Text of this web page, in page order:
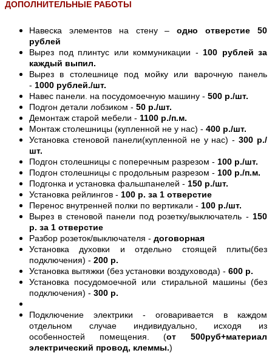
ДОПОЛНИТЕЛЬНЫЕ РАБОТЫ
Навеска элементов на стену –одно отверстие 50
рублей
Вырез под плинтус или коммуникации - 100 рублей за
каждый выпил.
Вырез в столешнице под мойку или варочную панель
- 1000 рублей./шт.
Навес панели. на посудомоечную машину - 500 р./шт.
Подгон детали лобзиком - 50 р./шт.
Демонтаж старой мебели - 1100 р./п.м.
Монтаж столешницы (купленной не у нас) - 400 р./шт.
Установка стеновой панели(купленной не у нас) -300 р./
шт.
Подгон столешницы с поперечным разрезом - 100 р./шт.
Подгон столешницы с продольным разрезом - 100 р./п.м.
Подгонка и установка фальшпанелей - 150 р./шт.
Установка рейлингов - 100 р. за 1 отверстие
Перенос внутренней полки по вертикали - 100 р./шт.
Вырез в стеновой панели под розетку/выключатель - 150
р. за 1 отверстие
Разбор розеток/выключателя - договорная
Установка духовки и отдельно стоящей плиты(без
подключения) - 200 р.
Установка вытяжки (без установки воздуховода) - 600 р.
Установка посудомоечной или стиральной машины (без
подключения) - 300 р.
Подключение электрики - оговаривается в каждом
отдельном случае индивидуально, исходя из
особенностей помещения. (от 500руб+материал
электрический провод, клеммы.)